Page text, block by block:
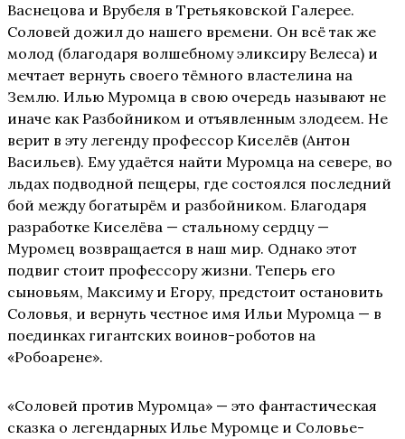
Васнецова и Врубеля в Третьяковской Галерее.
Cоловей дожил до нашего времени. Он всё так же
молод (благодаря волшебному эликсиру Велеса) и
мечтает вернуть своего тёмного властелина на
Землю. Илью Муромца в свою очередь называют не
иначе как Разбойником и отъявленным злодеем. Не
верит в эту легенду профессор Киселёв (Антон
Васильев). Ему удаётся найти Муромца на севере, во
льдах подводной пещеры, где состоялся последний
бой между богатырём и разбойником. Благодаря
разработке Киселёва — стальному сердцу —
Муромец возвращается в наш мир. Однако этот
подвиг стоит профессору жизни. Теперь его
сыновьям, Максиму и Егору, предстоит остановить
Соловья, и вернуть честное имя Ильи Муромца — в
поединках гигантских воинов-роботов на
«Робоарене».
«Соловей против Муромца» — это фантастическая
сказка о легендарных Илье Муромце и Соловье-